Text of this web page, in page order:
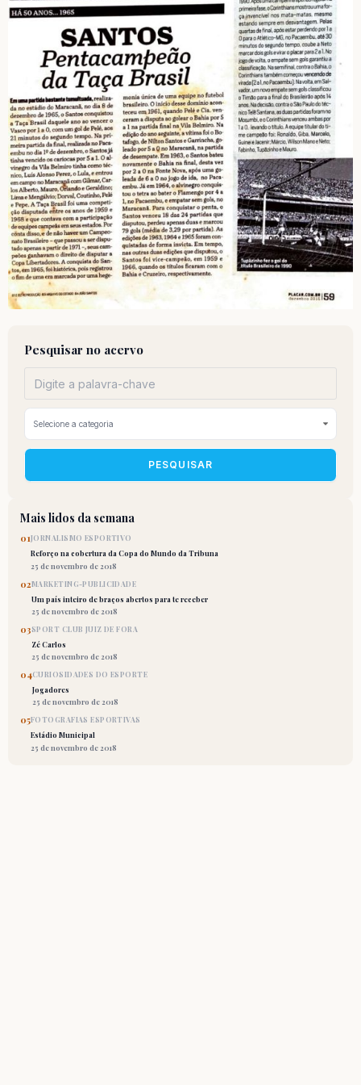
Pesquisar no acervo
PESQUISAR
Mais lidos da semana
01JORNALISMO ESPORTIVO
Reforço na cobertura da Copa do Mundo da Tribuna
25 de novembro de 2018
02MARKETING-PUBLICIDADE
Um país inteiro de braços abertos para te receber
25 de novembro de 2018
03SPORT CLUB JUIZ DE FORA
Zé Carlos
25 de novembro de 2018
04CURIOSIDADES DO ESPORTE
Jogadores
25 de novembro de 2018
05FOTOGRAFIAS ESPORTIVAS
Estádio Municipal
25 de novembro de 2018